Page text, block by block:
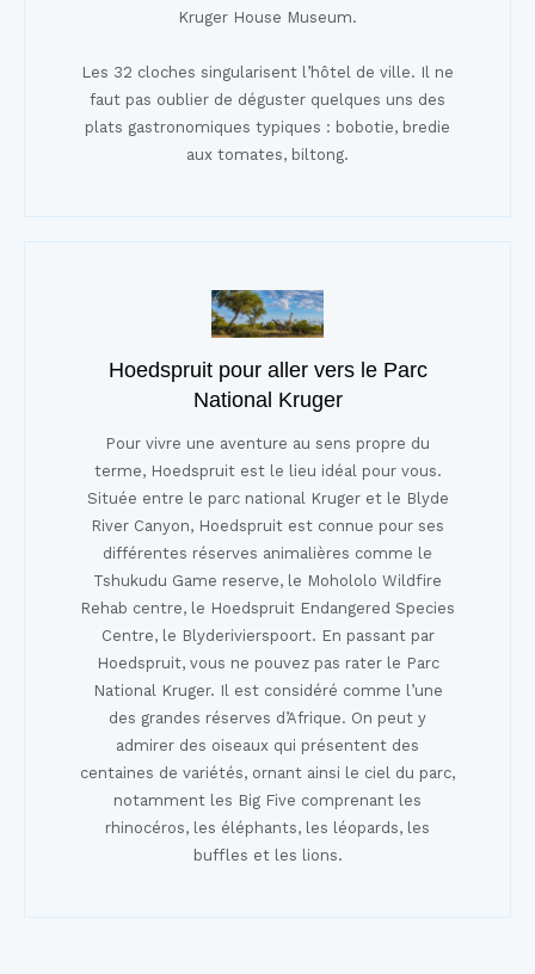
Kruger House Museum.
Les 32 cloches singularisent l’hôtel de ville. Il ne
faut pas oublier de déguster quelques uns des
plats gastronomiques typiques : bobotie, bredie
aux tomates, biltong.
Hoedspruit pour aller vers le Parc
National Kruger
Pour vivre une aventure au sens propre du
terme, Hoedspruit est le lieu idéal pour vous.
Située entre le parc national Kruger et le Blyde
River Canyon, Hoedspruit est connue pour ses
différentes réserves animalières comme le
Tshukudu Game reserve, le Mohololo Wildfire
Rehab centre, le Hoedspruit Endangered Species
Centre, le Blyderivierspoort. En passant par
Hoedspruit, vous ne pouvez pas rater le Parc
National Kruger. Il est considéré comme l’une
des grandes réserves d’Afrique. On peut y
admirer des oiseaux qui présentent des
centaines de variétés, ornant ainsi le ciel du parc,
notamment les Big Five comprenant les
rhinocéros, les éléphants, les léopards, les
buffles et les lions.